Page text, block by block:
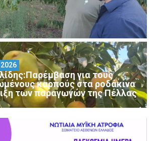
για τους
καρπούς στα ροδάκινα
των παραγωγών της Πέλλας